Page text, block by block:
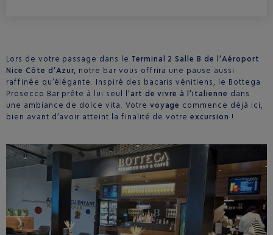
Lors de votre passage dans le Terminal 2 Salle B de l’Aéroport
Nice Côte d’Azur, notre bar vous offrira une pause aussi
raffinée qu’élégante. Inspiré des bacaris vénitiens, le Bottega
Prosecco Bar prête à lui seul l’art de vivre à l’italienne dans
une ambiance de dolce vita. Votre voyage commence déjà ici,
bien avant d’avoir atteint la finalité de votreexcursion !